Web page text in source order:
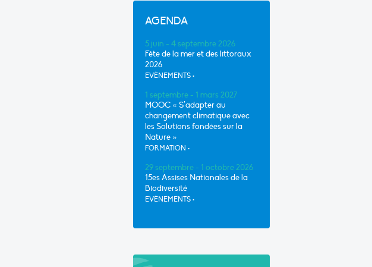
AGENDA
5 juin - 4 septembre 2026
Fête de la mer et des littoraux
2026
EVÈNEMENTS •
1 septembre - 1 mars 2027
MOOC « S’adapter au
changement climatique avec
les Solutions fondées sur la
Nature »
FORMATION •
29 septembre - 1 octobre 2026
15es Assises Nationales de la
Biodiversité
EVÈNEMENTS •